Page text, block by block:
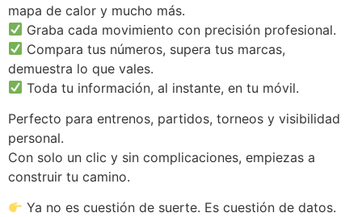
mapa de calor y mucho más.
Graba cada movimiento con precisión profesional.
Compara tus números, supera tus marcas,
demuestra lo que vales.
Toda tu información, al instante, en tu móvil.
Perfecto para entrenos, partidos, torneos y visibilidad
personal.
Con solo un clic y sin complicaciones, empiezas a
construir tu camino.
Ya no es cuestión de suerte. Es cuestión de datos.